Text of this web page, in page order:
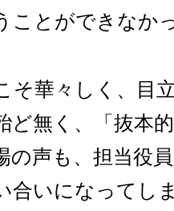
ことができなか
そ華々しく、目
ど無く、「抜本
の声も、担当役
合いになってし